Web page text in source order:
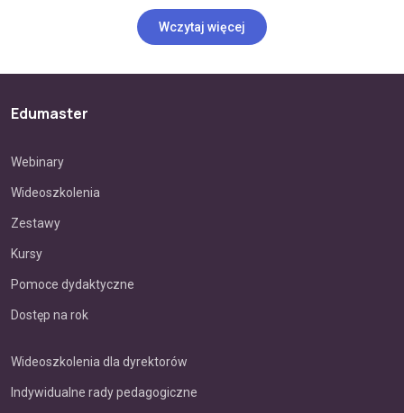
Wczytaj więcej
Edumaster
Webinary
Wideoszkolenia
Zestawy
Kursy
Pomoce dydaktyczne
Dostęp na rok
Wideoszkolenia dla dyrektorów
Indywidualne rady pedagogiczne